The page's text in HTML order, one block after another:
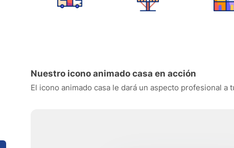
Nuestro icono animado casa en acción
El icono animado casa le dará un aspecto profesional